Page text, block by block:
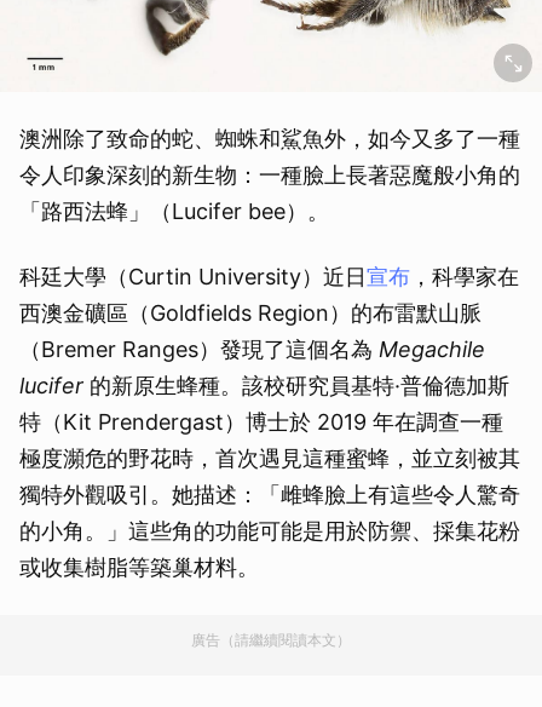
澳洲除了致命的蛇、蜘蛛和鯊魚外，如今又多了一種
令人印象深刻的新生物：一種臉上長著惡魔般小角的
「路西法蜂」（Lucifer bee）。
科廷大學（Curtin University）近日宣布 ，科學家在
西澳金礦區（Goldfields Region）的布雷默山脈
（Bremer Ranges）發現了這個名為 Megachile
lucifer 的新原生蜂種。該校研究員基特·普倫德加斯
特（Kit Prendergast）博士於 2019 年在調查一種
極度瀕危的野花時，首次遇見這種蜜蜂，並立刻被其
獨特外觀吸引。她描述：「雌蜂臉上有這些令人驚奇
的小角。」這些角的功能可能是用於防禦、採集花粉
或收集樹脂等築巢材料。
廣告（請繼續閱讀本文）